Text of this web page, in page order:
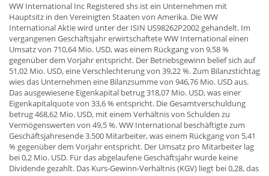
WW International Inc Registered shs ist ein Unternehmen mit
Hauptsitz in den Vereinigten Staaten von Amerika. Die WW
International Aktie wird unter der ISIN US98262P2002 gehandelt. Im
vergangenen Geschäftsjahr erwirtschaftete WW International einen
Umsatz von 710,64 Mio. USD, was einem Rückgang von 9,58 %
gegenüber dem Vorjahr entspricht. Der Betriebsgewinn belief sich auf
51,02 Mio. USD, eine Verschlechterung von 39,22 %. Zum Bilanzstichtag
wies das Unternehmen eine Bilanzsumme von 946,76 Mio. USD aus.
Das ausgewiesene Eigenkapital betrug 318,07 Mio. USD, was einer
Eigenkapitalquote von 33,6 % entspricht. Die Gesamtverschuldung
betrug 468,62 Mio. USD, mit einem Verhältnis von Schulden zu
Vermögenswerten von 49,5 %. WW International beschäftigte zum
Geschäftsjahresende 3.500 Mitarbeiter, was einem Rückgang von 5,41
% gegenüber dem Vorjahr entspricht. Der Umsatz pro Mitarbeiter lag
bei 0,2 Mio. USD. Für das abgelaufene Geschäftsjahr wurde keine
Dividende gezahlt. Das Kurs-Gewinn-Verhältnis (KGV) liegt bei 0,28, das